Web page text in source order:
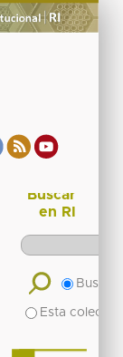
Buscar
en RI
Buscar
Esta